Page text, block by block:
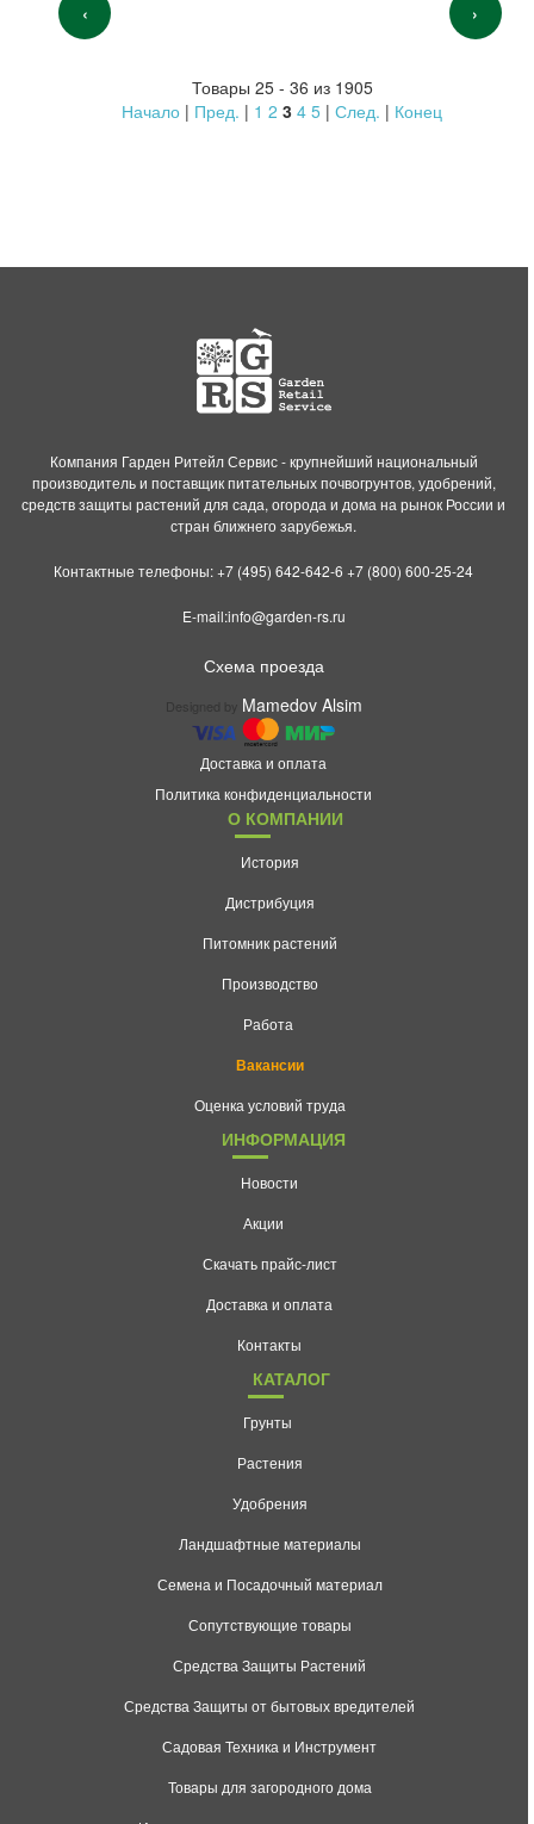
‹ ›
Товары 25 - 36 из 1905
Начало | Пред. | 1 2 3 4 5 |След. | Конец
Компания Гарден Ритейл Сервис - крупнейший национальный
производитель и поставщик питательных почвогрунтов, удобрений,
средств защиты растений для сада, огорода и дома на рынок России и
стран ближнего зарубежья.
Контактные телефоны:+7 (495) 642-642-6 +7 (800) 600-25-24
E-mail:info@garden-rs.ru
Схема проезда
Designed by Mamedov Alsim
Доставка и оплата
Политика конфиденциальности
О КОМПАНИИ
История
Дистрибуция
Питомник растений
Производство
Работа
Вакансии
Оценка условий труда
ИНФОРМАЦИЯ
Новости
Акции
Скачать прайс-лист
Доставка и оплата
Контакты
КАТАЛОГ
Грунты
Растения
Удобрения
Ландшафтные материалы
Семена и Посадочный материал
Сопутствующие товары
Средства Защиты Растений
Средства Защиты от бытовых вредителей
Садовая Техника и Инструмент
Товары для загородного дома